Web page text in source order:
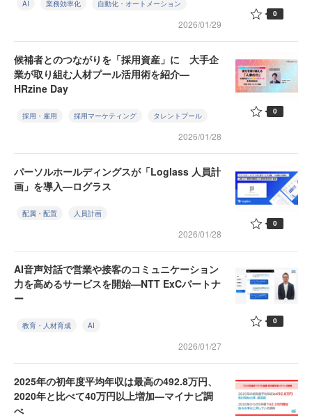
AI 業務効率化 自動化・オートメーション
2026/01/29
0
候補者とのつながりを「採用資産」に 大手企
業が取り組む人材プール活用術を紹介—
HRzine Day
採用・雇用 採用マーケティング タレントプール
2026/01/28
0
パーソルホールディングスが「Loglass 人員計
画」を導入—ログラス
配属・配置 人員計画
2026/01/28
0
AI音声対話で営業や接客のコミュニケーション
力を高めるサービスを開始—NTT ExCパートナ
ー
教育・人材育成 AI
2026/01/27
0
2025年の初年度平均年収は最高の492.8万円、
2020年と比べて40万円以上増加—マイナビ調
べ